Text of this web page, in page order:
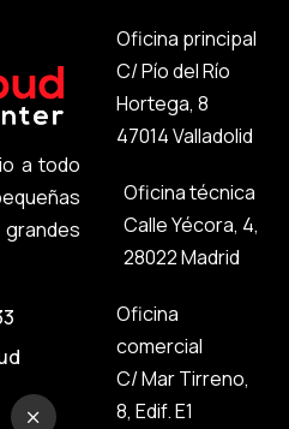
a todo
Oficina principal
C/ Pío del Río
Hortega, 8
47014 Valladolid
Oficina técnica
Calle Yécora, 4,
28022 Madrid
Oficina
comercial
C/ Mar Tirreno,
8, Edif. E1